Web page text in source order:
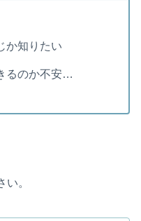
か知りたい
るのか不安…
。